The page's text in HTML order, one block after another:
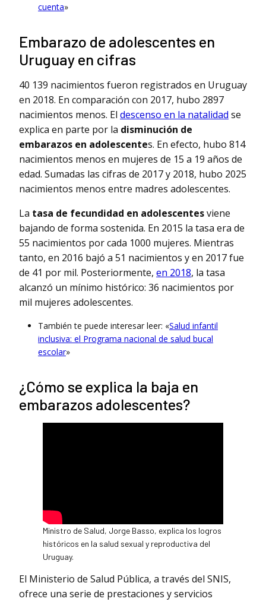
cuenta»
Embarazo de adolescentes en
Uruguay en cifras
40 139 nacimientos fueron registrados en Uruguay
en 2018. En comparación con 2017, hubo 2897
nacimientos menos. El descenso en la natalidad se
explica en parte por la disminución de
embarazos en adolescentes. En efecto, hubo 814
nacimientos menos en mujeres de 15 a 19 años de
edad. Sumadas las cifras de 2017 y 2018, hubo 2025
nacimientos menos entre madres adolescentes.
La tasa de fecundidad en adolescentesviene
bajando de forma sostenida. En 2015 la tasa era de
55 nacimientos por cada 1000 mujeres. Mientras
tanto, en 2016 bajó a 51 nacimientos y en 2017 fue
de 41 por mil. Posteriormente, en 2018, la tasa
alcanzó un mínimo histórico: 36 nacimientos por
mil mujeres adolescentes.
También te puede interesar leer: «Salud infantil
inclusiva: el Programa nacional de salud bucal
escolar»
¿Cómo se explica la baja en
embarazos adolescentes?
Ministro de Salud, Jorge Basso, explica los logros
históricos en la salud sexual y reproductiva del
Uruguay.
El Ministerio de Salud Pública, a través del SNIS,
ofrece una serie de prestaciones y servicios